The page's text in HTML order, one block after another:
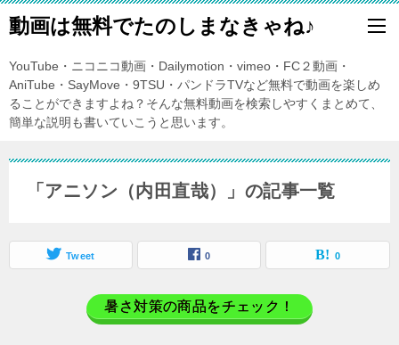
動画は無料でたのしまなきゃね♪
YouTube・ニコニコ動画・Dailymotion・vimeo・FC２動画・
AniTube・SayMove・9TSU・パンドラTVなど無料で動画を楽しめ
ることができますよね？そんな無料動画を検索しやすくまとめて、
簡単な説明も書いていこうと思います。
「アニソン（内田直哉）」の記事一覧
Tweet 0 0
暑さ対策の商品をチェック！